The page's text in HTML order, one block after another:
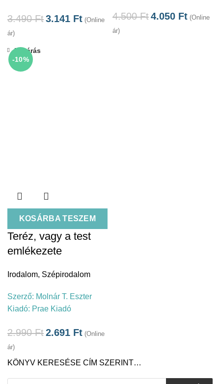
KÖNYV KERESÉSE CÍM SZERINT…
Products
3.490Ft3.141 Ft (Online
ár)
4.500Ft4.050 Ft (Online
ár)
-10%
KOSÁRBA TESZEM
Bezárás
Teréz, vagy a test
emlékezete
Irodalom, Szépirodalom
Szerző: Molnár T. Eszter
Kiadó: Prae Kiadó
2.990Ft2.691 Ft (Online
ár)